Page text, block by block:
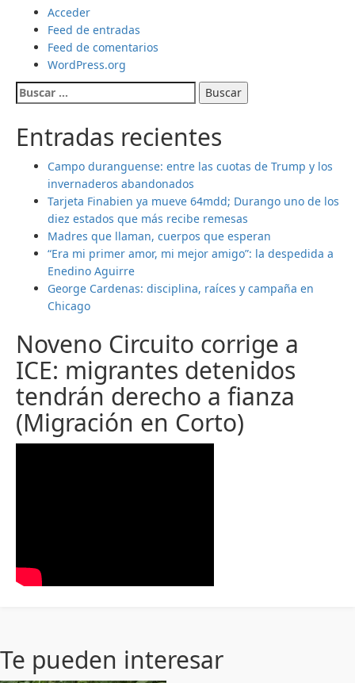
de
tres
años
de
prisión
por
fiscal
Acceder
Feed de entradas
Feed de comentarios
WordPress.org
Buscar:
Entradas recientes
Campo duranguense: entre las cuotas de Trump y los
invernaderos abandonados
Tarjeta Finabien ya mueve 64mdd; Durango uno de los
diez estados que más recibe remesas
Madres que llaman, cuerpos que esperan
“Era mi primer amor, mi mejor amigo”: la despedida a
Enedino Aguirre
George Cardenas: disciplina, raíces y campaña en
Chicago
Noveno Circuito corrige a
ICE: migrantes detenidos
tendrán derecho a fianza
(Migración en Corto)
Te pueden interesar